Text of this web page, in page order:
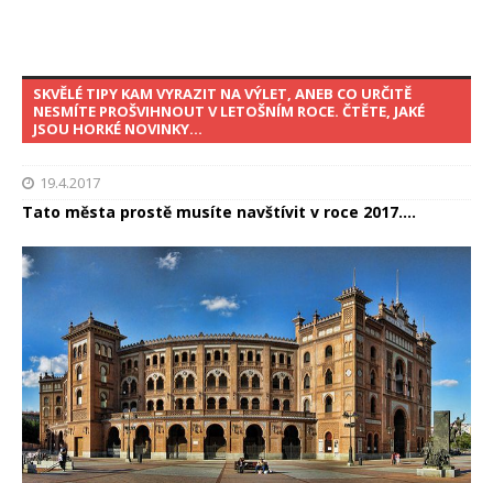
SKVĚLÉ TIPY KAM VYRAZIT NA VÝLET, ANEB CO URČITĚ
NESMÍTE PROŠVIHNOUT V LETOŠNÍM ROCE. ČTĚTE, JAKÉ
JSOU HORKÉ NOVINKY…
19.4.2017
Tato města prostě musíte navštívit v roce 2017....